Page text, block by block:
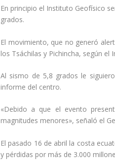
En principio el Instituto Geofísico
grados.
El movimiento, que no generó
los Tsáchilas y Pichincha, según el
Al sismo de 5,8 grados le
informe del centro.
«Debido a que el evento
magnitudes menores», señaló el
El pasado 16 de abril la costa
y pérdidas por más de 3.000